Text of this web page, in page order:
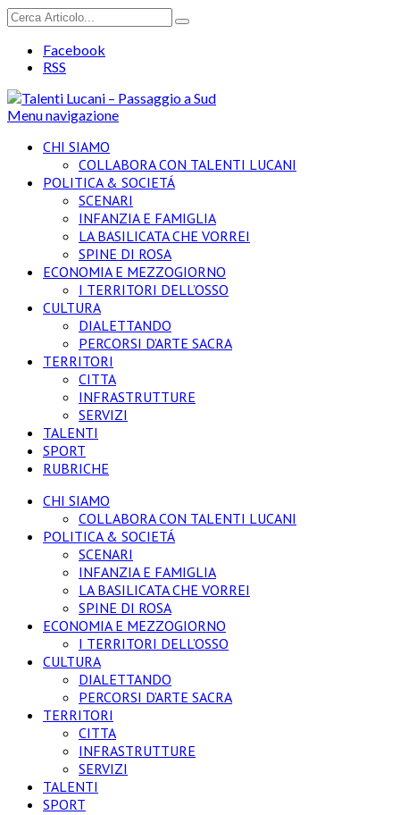
Facebook
RSS
Menu navigazione
CHI SIAMO
COLLABORA CON TALENTI LUCANI
POLITICA & SOCIETÁ
SCENARI
INFANZIA E FAMIGLIA
LA BASILICATA CHE VORREI
SPINE DI ROSA
ECONOMIA E MEZZOGIORNO
I TERRITORI DELL’OSSO
CULTURA
DIALETTANDO
PERCORSI D’ARTE SACRA
TERRITORI
CITTA
INFRASTRUTTURE
SERVIZI
TALENTI
SPORT
RUBRICHE
CHI SIAMO
COLLABORA CON TALENTI LUCANI
POLITICA & SOCIETÁ
SCENARI
INFANZIA E FAMIGLIA
LA BASILICATA CHE VORREI
SPINE DI ROSA
ECONOMIA E MEZZOGIORNO
I TERRITORI DELL’OSSO
CULTURA
DIALETTANDO
PERCORSI D’ARTE SACRA
TERRITORI
CITTA
INFRASTRUTTURE
SERVIZI
TALENTI
SPORT